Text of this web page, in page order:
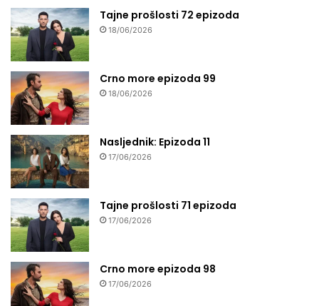
Tajne prošlosti 72 epizoda
18/06/2026
Crno more epizoda 99
18/06/2026
Nasljednik: Epizoda 11
17/06/2026
Tajne prošlosti 71 epizoda
17/06/2026
Crno more epizoda 98
17/06/2026